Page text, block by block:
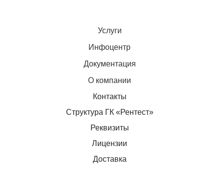
Услуги
Инфоцентр
Документация
О компании
Контакты
Структура ГК «Рентест»
Реквизиты
Лицензии
Доставка